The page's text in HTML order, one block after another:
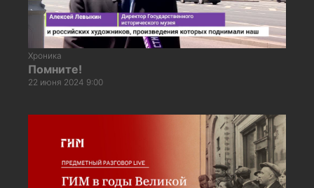
Хроника
Помните!
22 июня 2024 9:00